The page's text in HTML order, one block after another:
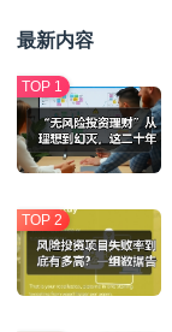
最新内容